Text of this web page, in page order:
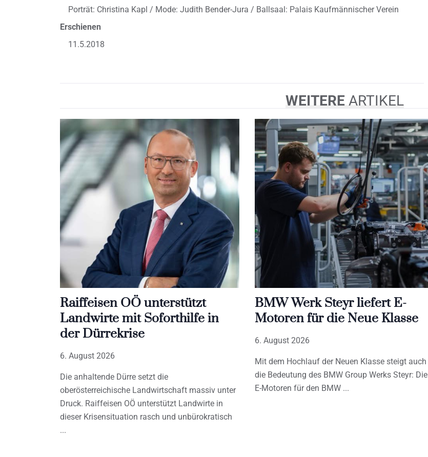
Porträt: Christina Kapl / Mode: Judith Bender-Jura / Ballsaal: Palais Kaufmännischer Verein
Erschienen
11.5.2018
WEITEREARTIKEL
Raiffeisen OÖ unterstützt
Landwirte mit Soforthilfe in
der Dürrekrise
6. August 2026
Die anhaltende Dürre setzt die
oberösterreichische Landwirtschaft massiv unter
Druck. Raiffeisen OÖ unterstützt Landwirte in
dieser Krisensituation rasch und unbürokratisch
BMW Werk Steyr liefert E-
Motoren für die Neue Klasse
6. August 2026
Mit dem Hochlauf der Neuen Klasse steigt auch
die Bedeutung des BMW Group Werks Steyr: Die
E-Motoren für den BMW